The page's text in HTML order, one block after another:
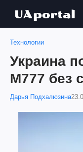
Технологии
Украина
M777 без
Дарья Подхалюзина